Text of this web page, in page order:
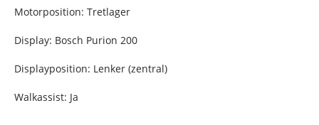
Motorposition: Tretlager
Display: Bosch Purion 200
Displayposition: Lenker (zentral)
Walkassist: Ja